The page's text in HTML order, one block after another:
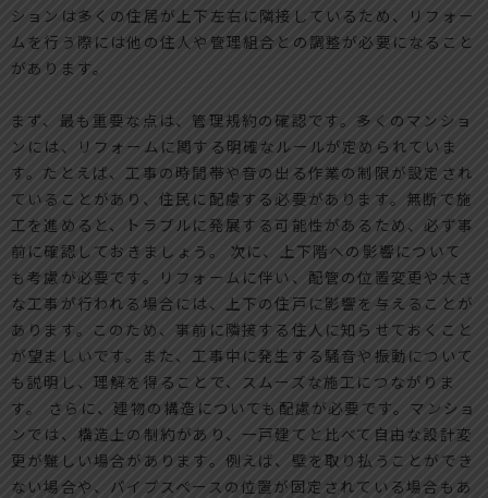
ションは多くの住居が上下左右に隣接しているため、リフォー
ムを行う際には他の住人や管理組合との調整が必要になること
があります。
まず、最も重要な点は、管理規約の確認です。多くのマンショ
ンには、リフォームに関する明確なルールが定められていま
す。たとえば、工事の時間帯や音の出る作業の制限が設定され
ていることがあり、住民に配慮する必要があります。無断で施
工を進めると、トラブルに発展する可能性があるため、必ず事
前に確認しておきましょう。 次に、上下階への影響について
も考慮が必要です。リフォームに伴い、配管の位置変更や大き
な工事が行われる場合には、上下の住戸に影響を与えることが
あります。このため、事前に隣接する住人に知らせておくこと
が望ましいです。また、工事中に発生する騒音や振動について
も説明し、理解を得ることで、スムーズな施工につながりま
す。 さらに、建物の構造についても配慮が必要です。マンショ
ンでは、構造上の制約があり、一戸建てと比べて自由な設計変
更が難しい場合があります。例えば、壁を取り払うことができ
ない場合や、パイプスペースの位置が固定されている場合もあ